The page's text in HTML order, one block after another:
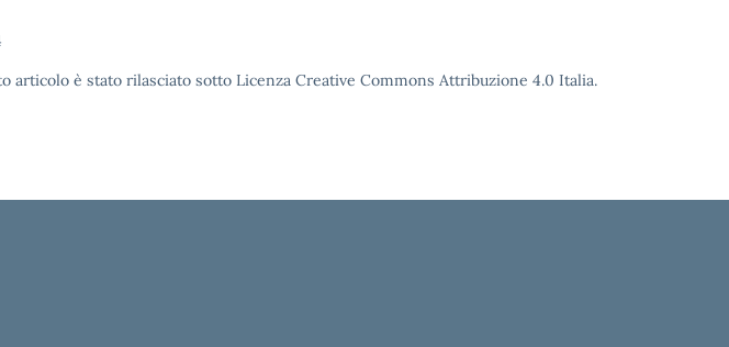
articolo è stato rilasciato sotto Licenza Creative Commons Attribuzione 4.0 Italia.